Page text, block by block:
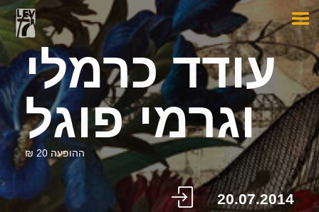
עודד כרמלי
וגרמי פוגל
ההופעה 20 ₪
20.07.2014